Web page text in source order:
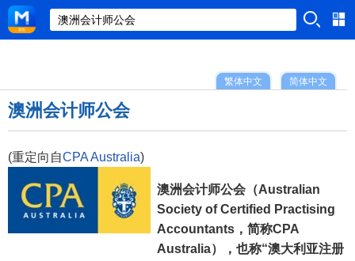
简体中文
繁体中文
澳洲会计师公会
(重定向自CPA Australia)
澳洲会计师公会（Australian
Society of Certified Practising
Accountants，简称CPA
Australia），也称“澳大利亚注册